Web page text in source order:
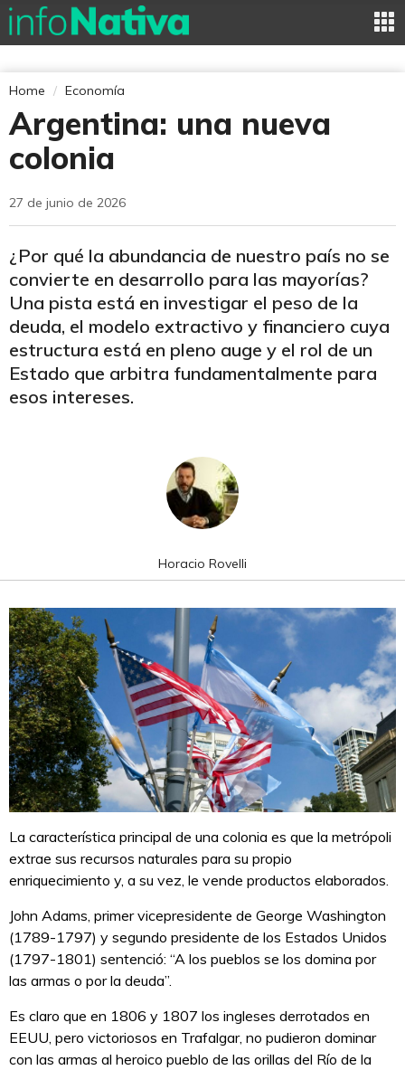
Home Economía
Argentina: una nueva
colonia
27 de junio de 2026
¿Por qué la abundancia de nuestro país no se
convierte en desarrollo para las mayorías?
Una pista está en investigar el peso de la
deuda, el modelo extractivo y financiero cuya
estructura está en pleno auge y el rol de un
Estado que arbitra fundamentalmente para
esos intereses.
Horacio Rovelli
La característica principal de una colonia es que la metrópoli
extrae sus recursos naturales para su propio
enriquecimiento y, a su vez, le vende productos elaborados.
John Adams, primer vicepresidente de George Washington
(1789-1797) y segundo presidente de los Estados Unidos
(1797-1801) sentenció: “A los pueblos se los domina por
las armas o por la deuda”.
Es claro que en 1806 y 1807 los ingleses derrotados en
EEUU, pero victoriosos en Trafalgar, no pudieron dominar
con las armas al heroico pueblo de las orillas del Río de la